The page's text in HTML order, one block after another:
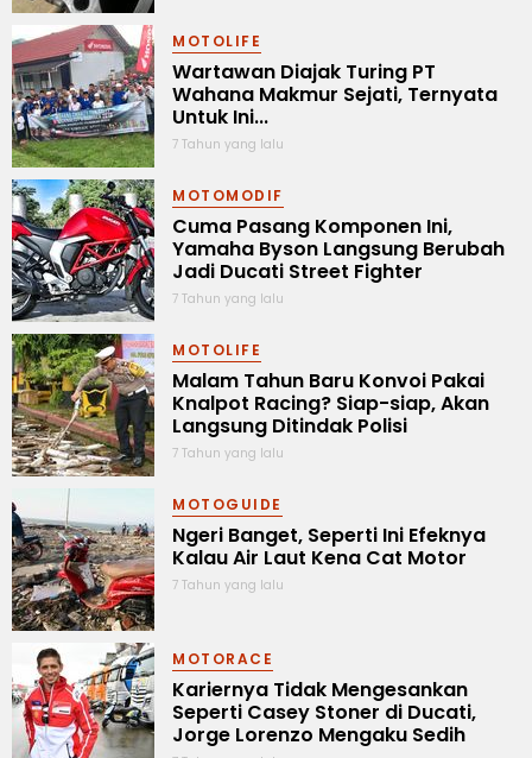
MOTOLIFE
Wartawan Diajak Turing PT
Wahana Makmur Sejati, Ternyata
Untuk Ini...
7 Tahun yang lalu
MOTOMODIF
Cuma Pasang Komponen Ini,
Yamaha Byson Langsung Berubah
Jadi Ducati Street Fighter
7 Tahun yang lalu
MOTOLIFE
Malam Tahun Baru Konvoi Pakai
Knalpot Racing? Siap-siap, Akan
Langsung Ditindak Polisi
7 Tahun yang lalu
MOTOGUIDE
Ngeri Banget, Seperti Ini Efeknya
Kalau Air Laut Kena Cat Motor
7 Tahun yang lalu
MOTORACE
Kariernya Tidak Mengesankan
Seperti Casey Stoner di Ducati,
Jorge Lorenzo Mengaku Sedih